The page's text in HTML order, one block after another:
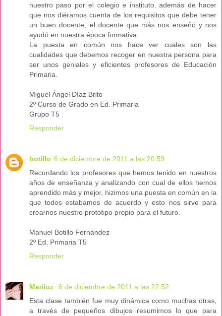
nuestro paso por el colegio e instituto, además de hacer
que nos diéramos cuenta de los requisitos que debe tener
un buen docente, el docente que más nos enseñó y nos
ayudó en nuestra época formativa.
La puesta en común nos hace ver cuales son las
cualidades que debemos recoger en nuestra persona para
ser unos geniales y eficientes profesores de Educación
Primaria.
Miguel Ángel Díaz Brito
2º Curso de Grado en Ed. Primaria
Grupo T5
Responder
botillo 6 de diciembre de 2011 a las 20:59
Recordando los profesores que hemos tenido en nuestros
años de enseñanza y analizando con cual de ellos hemos
aprendido más y mejor, hizimos una puesta en común en la
que todos estabamos de acuerdo y esto nos sirve para
crearnos nuestro prototipo propio para el futuro.
Manuel Botillo Fernández
2º Ed. Primaria T5
Responder
Mariluz
6 de diciembre de 2011 a las 22:52
Esta clase también fue muy dinámica como muchas otras,
a través de pequeños dibujos resumimos lo que para